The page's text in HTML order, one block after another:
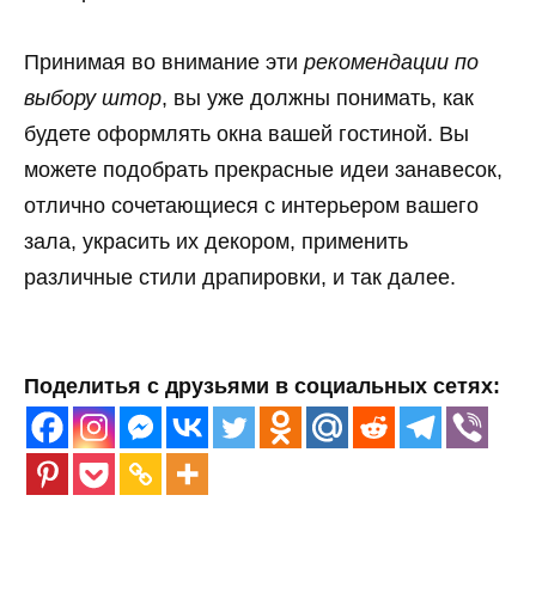
Принимая во внимание эти рекомендации по
выбору штор, вы уже должны понимать, как
будете оформлять окна вашей гостиной. Вы
можете подобрать прекрасные идеи занавесок,
отлично сочетающиеся с интерьером вашего
зала, украсить их декором, применить
различные стили драпировки, и так далее.
Поделитья с друзьями в социальных сетях: